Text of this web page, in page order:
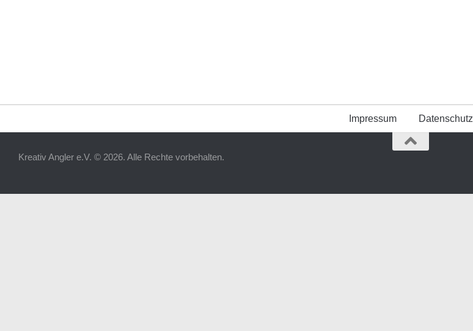
Impressum Datenschutz
Kreativ Angler e.V. © 2026. Alle Rechte vorbehalten.